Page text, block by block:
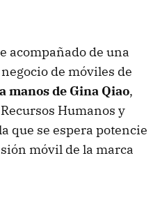
acompañado de una
de móviles de
manos de Gina Qiao,
Humanos y
que se espera potencie
móvil de la marca